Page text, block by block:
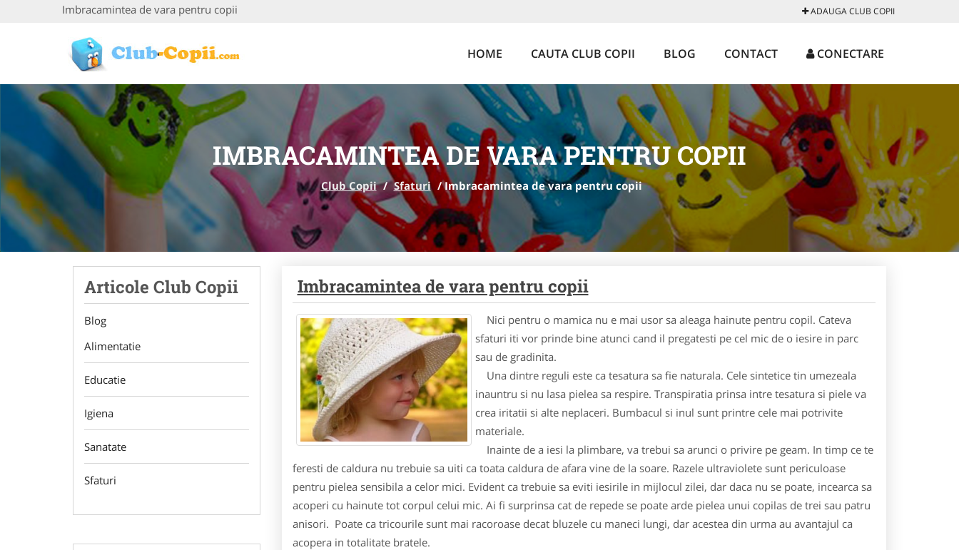
Imbracamintea de vara pentru copii ADAUGA CLUB COPII
HOME CAUTA CLUB COPII BLOG CONTACT CONECTARE
IMBRACAMINTEA DE VARA PENTRU COPII
Club Copii / Sfaturi /Imbracamintea de vara pentru copii
Articole Club Copii
Blog
Alimentatie
Educatie
Igiena
Sanatate
Sfaturi
Imbracamintea de vara pentru copii
Nici pentru o mamica nu e mai usor sa aleaga hainute pentru copil. Cateva
sfaturi iti vor prinde bine atunci cand il pregatesti pe cel mic de o iesire in parc
sau de gradinita.
Una dintre reguli este ca tesatura sa fie naturala. Cele sintetice tin umezeala
inauntru si nu lasa pielea sa respire. Transpiratia prinsa intre tesatura si piele va
crea iritatii si alte neplaceri. Bumbacul si inul sunt printre cele mai potrivite
materiale.
Inainte de a iesi la plimbare, va trebui sa arunci o privire pe geam. In timp ce te
feresti de caldura nu trebuie sa uiti ca toata caldura de afara vine de la soare. Razele ultraviolete sunt periculoase
pentru pielea sensibila a celor mici. Evident ca trebuie sa eviti iesirile in mijlocul zilei, dar daca nu se poate, incearca sa
acoperi cu hainute tot corpul celui mic. Ai fi surprinsa cat de repede se poate arde pielea unui copilas de trei sau patru
anisori. Poate ca tricourile sunt mai racoroase decat bluzele cu maneci lungi, dar acestea din urma au avantajul ca
acopera in totalitate bratele.